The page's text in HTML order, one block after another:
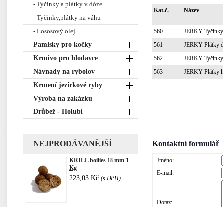
- Tyčinky a plátky v dóze
- Tyčinky,plátky na váhu
- Lososový olej
Pamlsky pro kočky
Krmivo pro hlodavce
Návnady na rybolov
Krmení jezírkové ryby
Výroba na zakázku
Drůbež - Holubi
NEJPRODÁVANĚJŠÍ
KRILL boilies 18 mm 1
Kg
223,03 Kč (s DPH)
Kat.č. Název
560
JERKY
561
JERKY Plátky
562
JERKY
563
JERKY Plátky
Kontaktní formulář
Jméno:
E-mail:
Dotaz: